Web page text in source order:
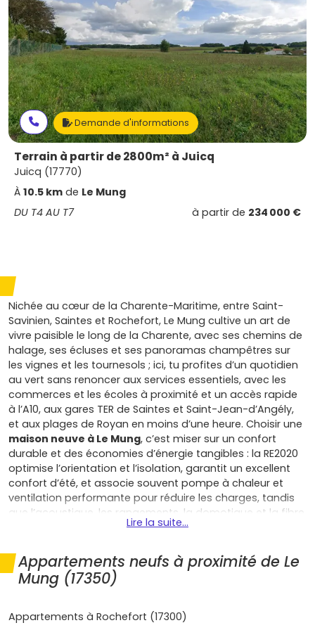
Demande d'informations
Terrain à partir de 2800m² à Juicq
Juicq (17770)
À 10.5 km de Le Mung
DU T4 AU T7
à partir de 234 000 €
Nichée au cœur de la Charente-Maritime, entre Saint-
Savinien, Saintes et Rochefort, Le Mung cultive un art de
vivre paisible le long de la Charente, avec ses chemins de
halage, ses écluses et ses panoramas champêtres sur
les vignes et les tournesols ; ici, tu profites d’un quotidien
au vert sans renoncer aux services essentiels, avec les
commerces et les écoles à proximité et un accès rapide
à l’A10, aux gares TER de Saintes et Saint-Jean-d’Angély,
et aux plages de Royan en moins d’une heure. Choisir une
maison neuve à Le Mung, c’est miser sur un confort
durable et des économies d’énergie tangibles : la RE2020
optimise l’orientation et l’isolation, garantit un excellent
confort d’été, et associe souvent pompe à chaleur et
ventilation performante pour réduire les charges, tandis
que l’acoustique, les rangements, la domotique et la fibre
(en cours de déploiement sur le territoire) rendent le
profites defrais de notaire réduitset, selon les
décisions locales, d’une possible exonération partielle de
taxe foncière les premières années ; s’ajoutent les
décennale) qui sécurisent ton investissement, un vrai
Lire la suite...
Appartements neufs à proximité de Le
Mung (17350)
Appartements à Rochefort (17300)